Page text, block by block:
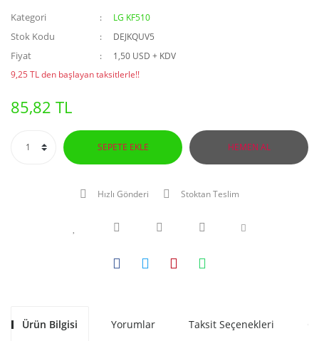
Kategori LG KF510
Stok Kodu DEJKQUV5
Fiyat
1,50 USD + KDV
9,25 TL den başlayan taksitlerle!!
85,82 TL
SEPETE EKLE HEMEN AL
Hızlı Gönderi Stoktan Teslim
Ürün Bilgisi Yorumlar Taksit Seçenekleri